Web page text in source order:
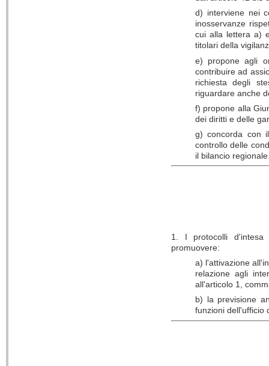
d) interviene nei
inosservanze
cui alla lettera a)
titolari della
e) propone agli
contribuire ad
richiesta degli
riguardare anche
f) propone alla
dei diritti e delle
g) concorda con
controllo delle
il bilancio
1. I protocolli d'intesa
promuovere:
a) l'attivazione
relazione agli
all'articolo 1,
b) la previsione
funzioni dell'ufficio